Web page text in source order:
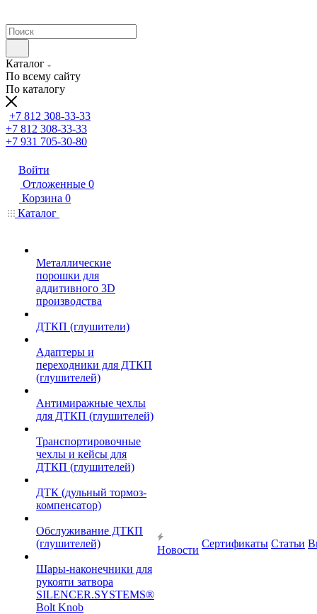
Каталог
По всему сайту
По каталогу
+7 812 308-33-33
+7 812 308-33-33
+7 931 705-30-80
Войти
Отложенные 0
Корзина 0
Каталог
Металлические
порошки для
аддитивного 3D
производства
ДТКП (глушители)
Адаптеры и
переходники для ДТКП
(глушителей)
Антимиражные чехлы
для ДТКП (глушителей)
Транспортировочные
чехлы и кейсы для
ДТКП (глушителей)
ДТК (дульный тормоз-
компенсатор)
Обслуживание ДТКП
(глушителей)
Шары-наконечники для
рукояти затвора
SILENCER.SYSTEMS®
Bolt Knob
Новости
Сертификаты Статьи